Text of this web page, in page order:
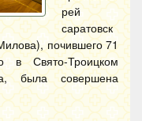
рей
саратовск
почившего 71
в Свято-Троицком
была совершена